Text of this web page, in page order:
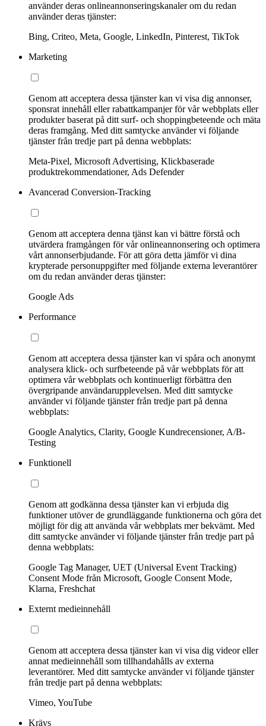
använder deras onlineannonseringskanaler om du redan
använder deras tjänster:
Bing, Criteo, Meta, Google, LinkedIn, Pinterest, TikTok
Marketing
Genom att acceptera dessa tjänster kan vi visa dig annonser,
sponsrat innehåll eller rabattkampanjer för vår webbplats eller
produkter baserat på ditt surf- och shoppingbeteende och mäta
deras framgång. Med ditt samtycke använder vi följande
tjänster från tredje part på denna webbplats:
Meta-Pixel, Microsoft Advertising, Klickbaserade
produktrekommendationer, Ads Defender
Avancerad Conversion-Tracking
Genom att acceptera denna tjänst kan vi bättre förstå och
utvärdera framgången för vår onlineannonsering och optimera
vårt annonserbjudande. För att göra detta jämför vi dina
krypterade personuppgifter med följande externa leverantörer
om du redan använder deras tjänster:
Google Ads
Performance
Genom att acceptera dessa tjänster kan vi spåra och anonymt
analysera klick- och surfbeteende på vår webbplats för att
optimera vår webbplats och kontinuerligt förbättra den
övergripande användarupplevelsen. Med ditt samtycke
använder vi följande tjänster från tredje part på denna
webbplats:
Google Analytics, Clarity, Google Kundrecensioner, A/B-
Testing
Funktionell
Genom att godkänna dessa tjänster kan vi erbjuda dig
funktioner utöver de grundläggande funktionerna och göra det
möjligt för dig att använda vår webbplats mer bekvämt. Med
ditt samtycke använder vi följande tjänster från tredje part på
denna webbplats:
Google Tag Manager, UET (Universal Event Tracking)
Consent Mode från Microsoft, Google Consent Mode,
Klarna, Freshchat
Externt medieinnehåll
Genom att acceptera dessa tjänster kan vi visa dig videor eller
annat medieinnehåll som tillhandahålls av externa
leverantörer. Med ditt samtycke använder vi följande tjänster
från tredje part på denna webbplats:
Vimeo, YouTube
Krävs